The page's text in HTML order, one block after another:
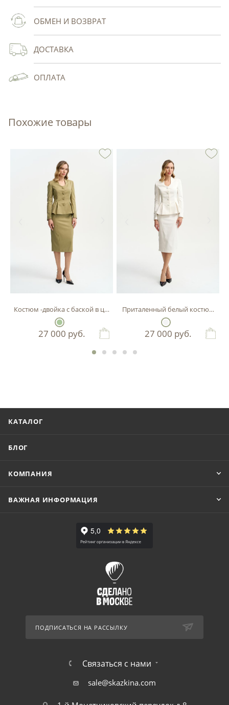
ОБМЕН И ВОЗВРАТ
ДОСТАВКА
ОПЛАТА
Похожие товары
Костюм -двойка с баской в цвете фисташка
27 000 руб.
Приталенный белый костюм-
27 000 руб.
КАТАЛОГ
БЛОГ
КОМПАНИЯ
ВАЖНАЯ ИНФОРМАЦИЯ
ПОДПИСАТЬСЯ НА РАССЫЛКУ
Связаться с нами
sale@skazkina.com